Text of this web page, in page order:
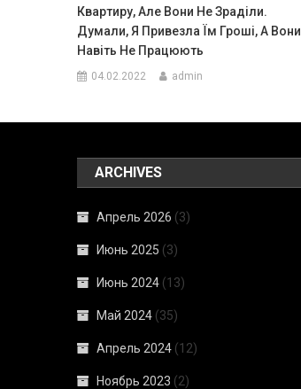
Квартиру, Але Вони Не Зраділи.
Думали, Я Привезла Їм Гроші, А Вони
Навіть Не Працюють
04.02.2022 admin
ARCHIVES
Апрель 2026 (3)
Июнь 2025 (3)
Июнь 2024 (13)
Май 2024 (35)
Апрель 2024 (12)
Ноябрь 2023 (2)